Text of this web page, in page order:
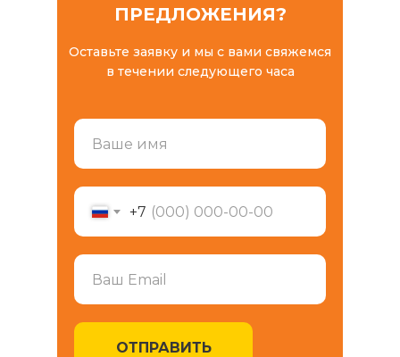
ПРЕДЛОЖЕНИЯ?
Оставьте заявку и мы с вами свяжемся
в течении следующего часа
+7
ОТПРАВИТЬ